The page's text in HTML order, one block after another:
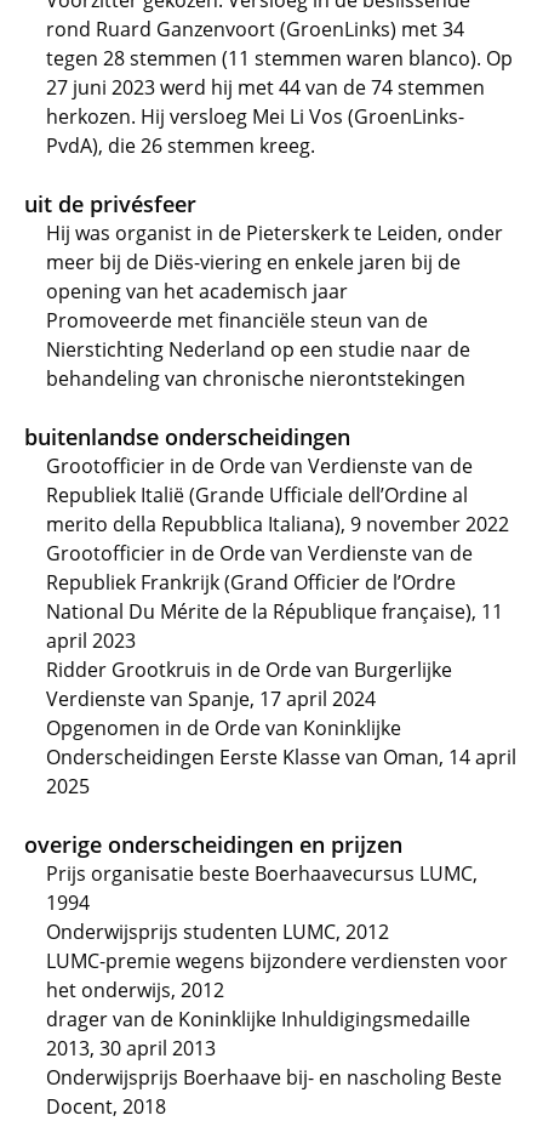
rond Ruard Ganzenvoort (GroenLinks) met 34
tegen 28 stemmen (11 stemmen waren blanco). Op
27 juni 2023 werd hij met 44 van de 74 stemmen
herkozen. Hij versloeg Mei Li Vos (GroenLinks-
PvdA), die 26 stemmen kreeg.
uit de privésfeer
Hij was organist in de Pieterskerk te Leiden, onder
meer bij de Diës-viering en enkele jaren bij de
opening van het academisch jaar
Promoveerde met financiële steun van de
Nierstichting Nederland op een studie naar de
behandeling van chronische nierontstekingen
buitenlandse onderscheidingen
Grootofficier in de Orde van Verdienste van de
Republiek Italië (Grande Ufficiale dell’Ordine al
merito della Repubblica Italiana), 9 november 2022
Grootofficier in de Orde van Verdienste van de
Republiek Frankrijk (Grand Officier de l’Ordre
National Du Mérite de la République française), 11
april 2023
Ridder Grootkruis in de Orde van Burgerlijke
Verdienste van Spanje, 17 april 2024
Opgenomen in de Orde van Koninklijke
Onderscheidingen Eerste Klasse van Oman, 14 april
2025
overige onderscheidingen en prijzen
Prijs organisatie beste Boerhaavecursus LUMC,
1994
Onderwijsprijs studenten LUMC, 2012
LUMC-premie wegens bijzondere verdiensten voor
het onderwijs, 2012
drager van de Koninklijke Inhuldigingsmedaille
2013, 30 april 2013
Onderwijsprijs Boerhaave bij- en nascholing Beste
Docent, 2018